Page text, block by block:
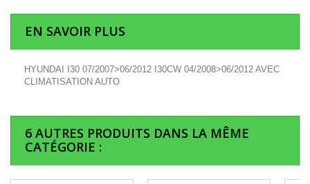
EN SAVOIR PLUS
HYUNDAI I30 07/2007>06/2012 I30CW 04/2008>06/2012 AVEC
CLIMATISATION AUTO
6 AUTRES PRODUITS DANS LA MÊME
CATÉGORIE :